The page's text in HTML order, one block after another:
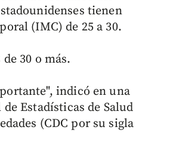
tienen
(IMC) de 25 a 30.
30 o más.
indicó en una
Estadísticas de Salud
(CDC por su sigla